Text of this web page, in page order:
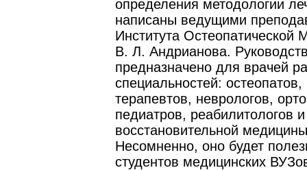
определения методологии
написаны ведущими
Института
В. Л. Андрианова.
предназначено для врачей
специальностей:
терапевтов, неврологов,
педиатров, реабилитологов
восстановительной
Несомненно, оно будет
студентов медицинских